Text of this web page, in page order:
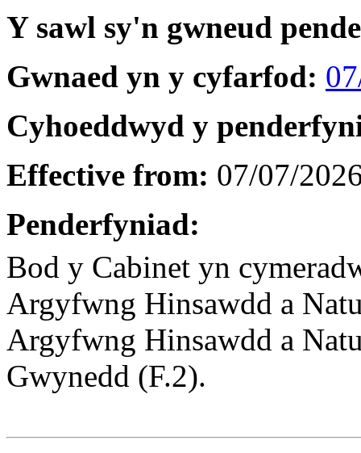
Y sawl sy'n gwneud
Gwnaed yn y cyfarfod:
Cyhoeddwyd y
Effective from: 07/07/
Penderfyniad:
Bod y Cabinet yn
Argyfwng Hinsawdd a
Argyfwng Hinsawdd a
Gwynedd (F.2).